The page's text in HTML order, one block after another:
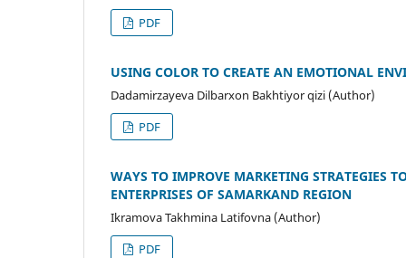
PDF
USING COLOR TO CREATE AN EMOTIONAL
Dadamirzayeva Dilbarxon Bakhtiyor qizi (Author)
PDF
WAYS TO IMPROVE MARKETING STRATEGIES
ENTERPRISES OF SAMARKAND REGION
Ikramova Takhmina Latifovna (Author)
PDF